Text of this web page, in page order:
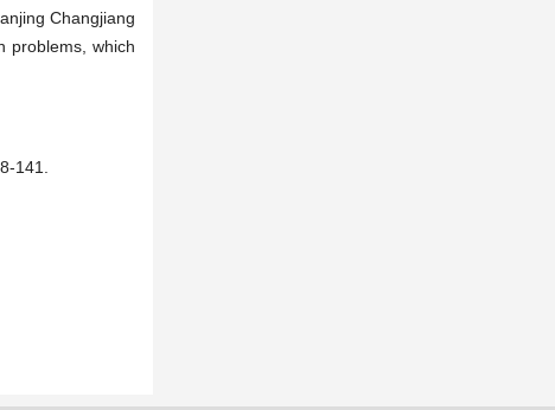
Changjiang
problems, which
141.